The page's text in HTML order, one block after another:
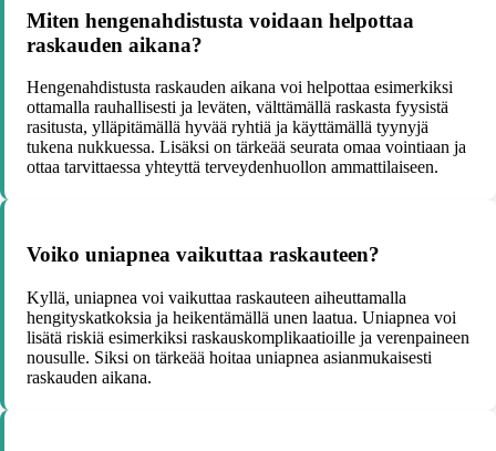
Miten hengenahdistusta voidaan helpottaa
raskauden aikana?
Hengenahdistusta raskauden aikana voi helpottaa esimerkiksi
ottamalla rauhallisesti ja leväten, välttämällä raskasta fyysistä
rasitusta, ylläpitämällä hyvää ryhtiä ja käyttämällä tyynyjä
tukena nukkuessa. Lisäksi on tärkeää seurata omaa vointiaan ja
ottaa tarvittaessa yhteyttä terveydenhuollon ammattilaiseen.
Voiko uniapnea vaikuttaa raskauteen?
Kyllä, uniapnea voi vaikuttaa raskauteen aiheuttamalla
hengityskatkoksia ja heikentämällä unen laatua. Uniapnea voi
lisätä riskiä esimerkiksi raskauskomplikaatioille ja verenpaineen
nousulle. Siksi on tärkeää hoitaa uniapnea asianmukaisesti
raskauden aikana.